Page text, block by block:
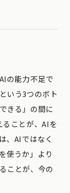
の能力不足で
いう3つのボト
きる」の間に
ことが、AIを
、AIではなく
使うか」より
ことが、今の